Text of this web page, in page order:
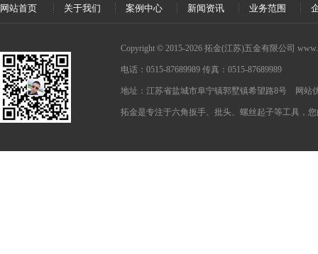
网站首页 关于我们 案例中心 新闻资讯 业务范围
Copyright © 2015-2026 拓金(江苏)五金有限公司
电话：0515-87689989 传真：0515-87689989
地址：江苏省盐城市阜宁镇郭墅镇希望路8号 网站
拓金是专注于六角扳手、批头、螺丝起子等工具，